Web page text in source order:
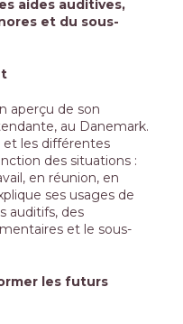
aides auditives,
et du sous-
aperçu de son
au Danemark.
et les différentes
des situations :
en réunion, en
ses usages de
auditifs, des
et le sous-
les futurs